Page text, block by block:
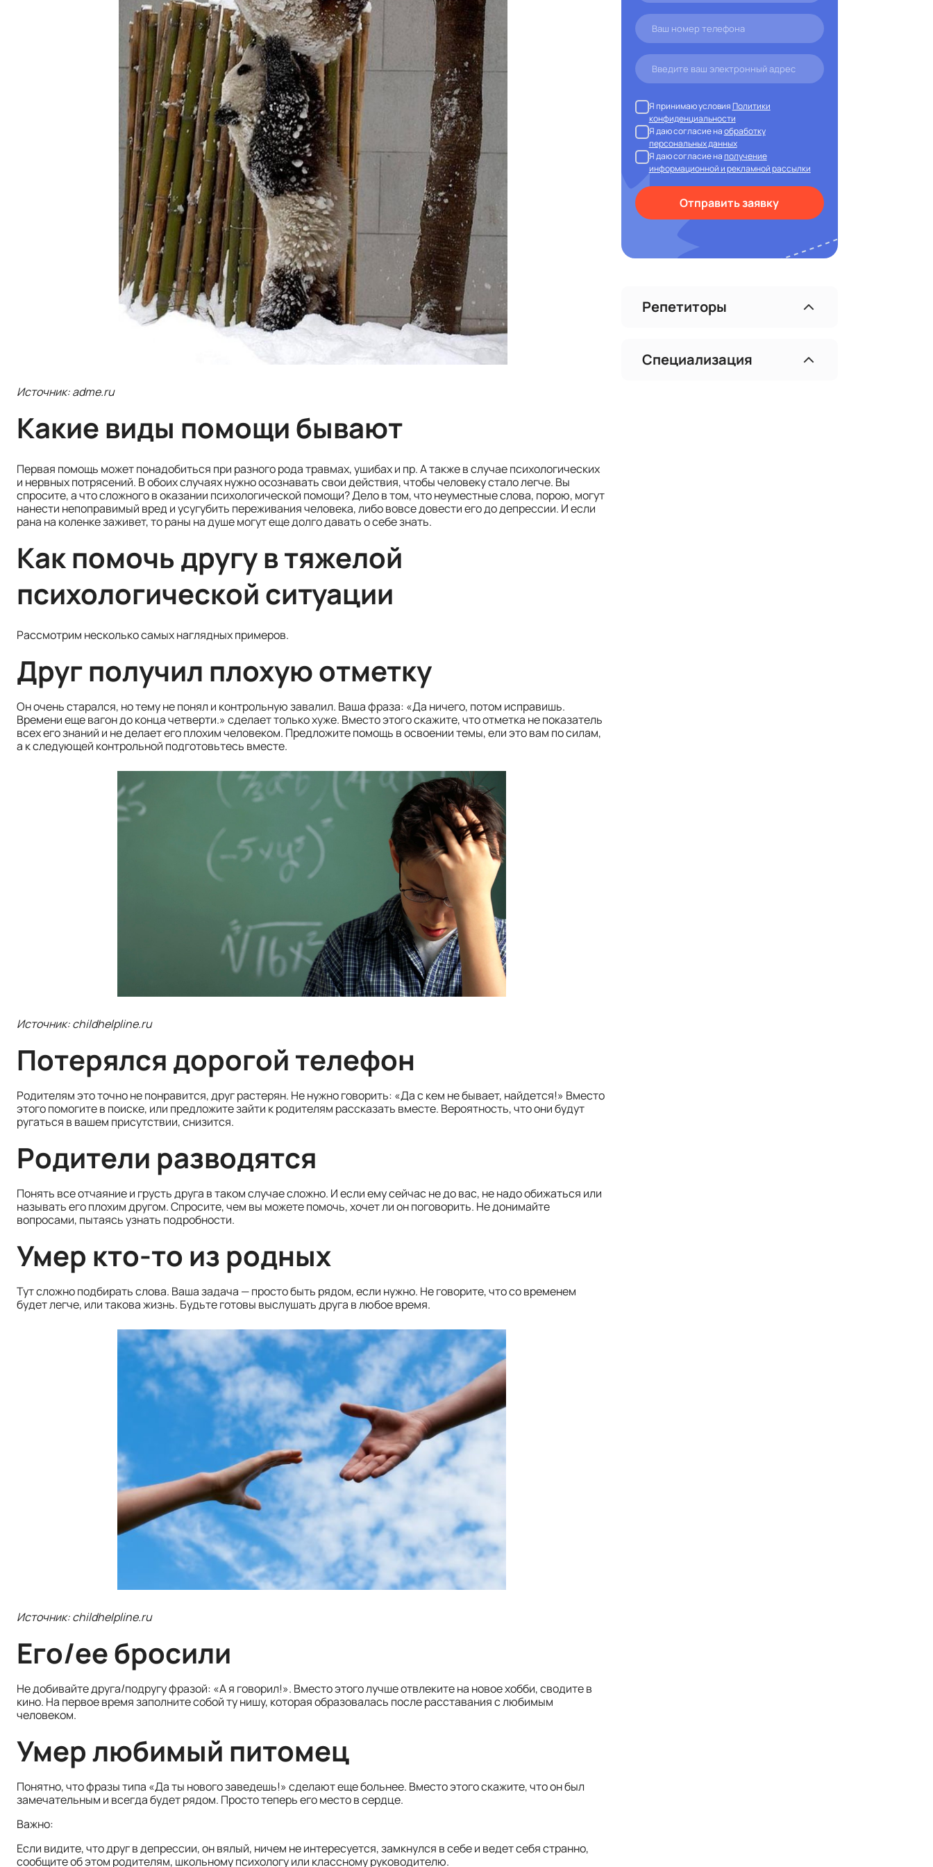
Источник: adme.ru
Какие виды помощи бывают
Первая помощь может понадобиться при разного рода травмах, ушибах и пр. А также в случае психологических
и нервных потрясений. В обоих случаях нужно осознавать свои действия, чтобы человеку стало легче. Вы
спросите, а что сложного в оказании психологической помощи? Дело в том, что неуместные слова, порою, могут
нанести непоправимый вред и усугубить переживания человека, либо вовсе довести его до депрессии. И если
рана на коленке заживет, то раны на душе могут еще долго давать о себе знать.
Как помочь другу в тяжелой
психологической ситуации
Рассмотрим несколько самых наглядных примеров.
Друг получил плохую отметку
Он очень старался, но тему не понял и контрольную завалил. Ваша фраза: «Да ничего, потом исправишь.
Времени еще вагон до конца четверти.» сделает только хуже. Вместо этого скажите, что отметка не показатель
всех его знаний и не делает его плохим человеком. Предложите помощь в освоении темы, ели это вам по силам,
а к следующей контрольной подготовьтесь вместе.
Источник: childhelpline.ru
Потерялся дорогой телефон
Родителям это точно не понравится, друг растерян. Не нужно говорить: «Да с кем не бывает, найдется!» Вместо
этого помогите в поиске, или предложите зайти к родителям рассказать вместе. Вероятность, что они будут
ругаться в вашем присутствии, снизится.
Родители разводятся
Понять все отчаяние и грусть друга в таком случае сложно. И если ему сейчас не до вас, не надо обижаться или
называть его плохим другом. Спросите, чем вы можете помочь, хочет ли он поговорить. Не донимайте
вопросами, пытаясь узнать подробности.
Умер кто-то из родных
Тут сложно подбирать слова. Ваша задача — просто быть рядом, если нужно. Не говорите, что со временем
будет легче, или такова жизнь. Будьте готовы выслушать друга в любое время.
Источник: childhelpline.ru
Его/ее бросили
Не добивайте друга/подругу фразой: «А я говорил!». Вместо этого лучше отвлеките на новое хобби, сводите в
кино. На первое время заполните собой ту нишу, которая образовалась после расставания с любимым
человеком.
Умер любимый питомец
Понятно, что фразы типа «Да ты нового заведешь!» сделают еще больнее. Вместо этого скажите, что он был
замечательным и всегда будет рядом. Просто теперь его место в сердце.
Важно:
Если видите, что друг в депрессии, он вялый, ничем не интересуется, замкнулся в себе и ведет себя странно,
сообщите об этом родителям, школьному психологу или классному руководителю.
Обморожение
Ушиб
Перелом, вывих или растяжение
Соринка в глазу
Я принимаю условияПолитики
конфиденциальности
Я даю согласие наобработку
персональных данных
Я даю согласие наполучение
информационной и рекламной рассылки
Отправить заявку
Репетиторы
Специализация